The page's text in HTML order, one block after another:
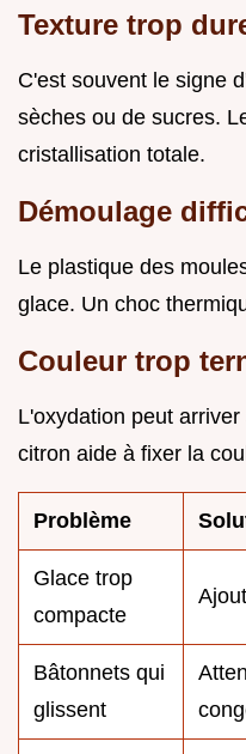
Texture trop
C'est souvent le signe
sèches ou de sucres.
cristallisation totale.
Démoulage
Le plastique des
glace. Un choc
Couleur trop
L'oxydation peut
citron aide à fixer la
Problème
Glace trop
compacte
Bâtonnets qui
glissent